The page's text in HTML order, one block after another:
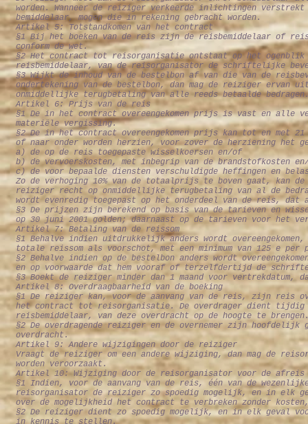
worden. Wanneer de reiziger verkeerde inlichtingen
bemiddelaar, mogen die in rekening gebracht worden.
Artikel 5: Totstandkomen van het contract
§1 Bij het boeken van de reis zijn de reisbemiddelaar of
conform de wet.
§2 Het contract tot reisorganisatie ontstaat op het ogenblik
reisbemiddelaar, van de reisorganisator de schriftelijke
§3 Wijkt de inhoud van de bestelbon af van die van de
ondertekening van de bestelbon, dan mag de reiziger
onmiddellijke terugbetaling van alle reeds betaalde
Artikel 6: Prijs van de reis
§1 De in het contract overeengekomen prijs is vast en alle
materiële vergissing.
§2 De in het contract overeengekomen prijs kan tot en met
of naar onder worden herzien, voor zover de herziening het
a) de op de reis toegepaste wisselkoersen en/of
b) de vervoerskosten, met inbegrip van de brandstofkosten
c) de voor bepaalde diensten verschuldigde heffingen en
Zo de verhoging 10% van de totaalprijs te boven gaat, kan
reiziger recht op onmiddellijke terugbetaling van al de
wordt evenredig toegepast op het onderdeel van de reis, dat
§3 De prijzen zijn berekend op basis van de tarieven en
op 30 juni 2001 golden; daarnaast op de tarieven voor het
Artikel 7: Betaling van de reissom
§1 Behalve indien uitdrukkelijk anders wordt
totale reissom als voorschot, met een minimum van 125 e per
§2 Behalve indien op de bestelbon anders wordt
en op voorwaarde dat hem vooraf of terzelfdertijd de
§3 Boekt de reiziger minder dan 1 maand voor
Artikel 8: Overdraagbaarheid van de boeking
§1 De reiziger kan, voor de aanvang van de reis, zijn reis
het contract tot reisorganisatie. De overdrager dient tijdig
reisbemiddelaar, van deze overdracht op de hoogte te
§2 De overdragende reiziger en de overnemer zijn
overdracht.
Artikel 9: Andere wijzigingen door de reiziger
Vraagt de reiziger om een andere wijziging, dan mag de
worden veroorzaakt.
Artikel 10: Wijziging door de reisorganisator voor de afreis
§1 Indien, voor de aanvang van de reis, één van de
reisorganisator de reiziger zo spoedig mogelijk, en in elk
over de mogelijkheid het contract te verbreken zonder
§2 De reiziger dient zo spoedig mogelijk, en in elk geval
in kennis te stellen.